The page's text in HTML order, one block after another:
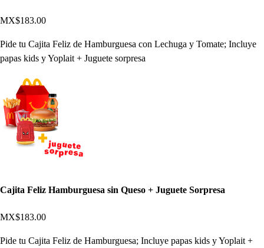
MX$183.00
Pide tu Cajita Feliz de Hamburguesa con Lechuga y Tomate; Incluye
papas kids y Yoplait + Juguete sorpresa
Cajita Feliz Hamburguesa sin Queso + Juguete Sorpresa
MX$183.00
Pide tu Cajita Feliz de Hamburguesa; Incluye papas kids y Yoplait +